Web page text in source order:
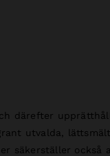
därefter
utvalda,
säkerställer också